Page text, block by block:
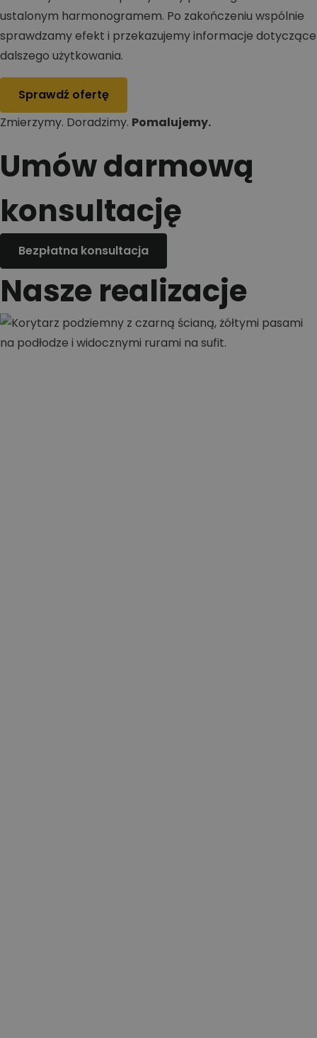
ustalonym harmonogramem. Po zakończeniu wspólnie
sprawdzamy efekt i przekazujemy informacje dotyczące
dalszego użytkowania.
Sprawdź ofertę
Zmierzymy. Doradzimy. Pomalujemy.
Umów darmową
konsultację
Bezpłatna konsultacja
Nasze realizacje